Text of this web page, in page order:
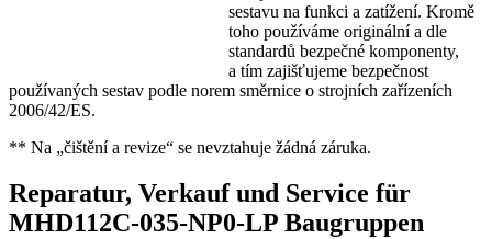
sestavu na funkci a zatížení. Kromě
toho používáme originální a dle
standardů bezpečné komponenty,
a tím zajišťujeme bezpečnost
používaných sestav podle norem směrnice o strojních zařízeních
2006/42/ES.
** Na „čištění a revize“ se nevztahuje žádná záruka.
Reparatur, Verkauf und Service für
MHD112C-035-NP0-LP Baugruppen